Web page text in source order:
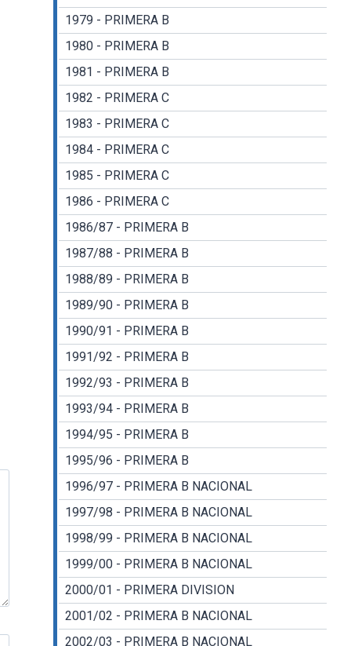
1979 - PRIMERA B
1980 - PRIMERA B
1981 - PRIMERA B
1982 - PRIMERA C
1983 - PRIMERA C
1984 - PRIMERA C
1985 - PRIMERA C
1986 - PRIMERA C
1986/87 - PRIMERA B
1987/88 - PRIMERA B
1988/89 - PRIMERA B
1989/90 - PRIMERA B
1990/91 - PRIMERA B
1991/92 - PRIMERA B
1992/93 - PRIMERA B
1993/94 - PRIMERA B
1994/95 - PRIMERA B
1995/96 - PRIMERA B
1996/97 - PRIMERA B NACIONAL
1997/98 - PRIMERA B NACIONAL
1998/99 - PRIMERA B NACIONAL
1999/00 - PRIMERA B NACIONAL
2000/01 - PRIMERA DIVISION
2001/02 - PRIMERA B NACIONAL
2002/03 - PRIMERA B NACIONAL